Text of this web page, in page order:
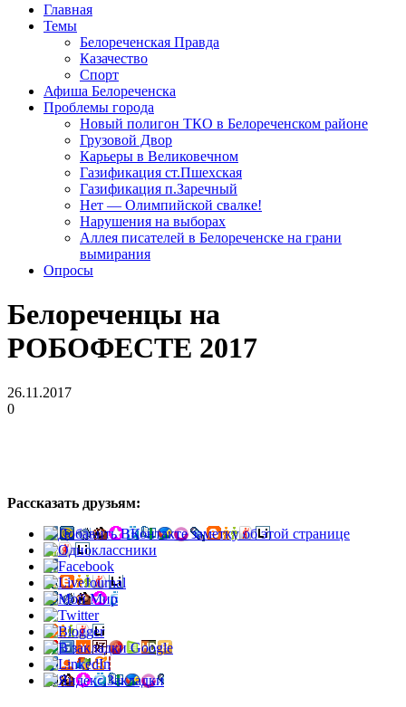
Главная
Темы
Белореченская Правда
Казачество
Спорт
Афиша Белореченска
Проблемы города
Новый полигон ТКО в Белореченском районе
Грузовой Двор
Карьеры в Великовечном
Газификация ст.Пшехская
Газификация п.Заречный
Нет — Олимпийской свалке!
Нарушения на выборах
Аллея писателей в Белореченске на грани
вымирания
Опросы
Белореченцы на
РОБОФЕСТЕ 2017
26.11.2017
0
Рассказать друзьям: